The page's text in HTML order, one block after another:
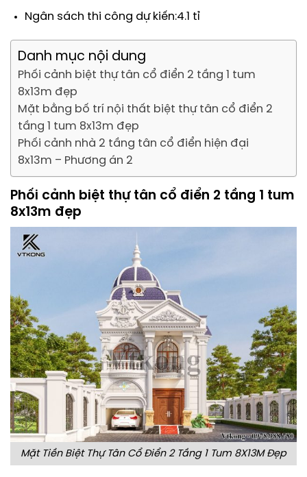
Ngân sách thi công dự kiến:4.1 tỉ
Danh mục nội dung
Phối cảnh biệt thự tân cổ điển 2 tầng 1 tum
8x13m đẹp
Mặt bằng bố trí nội thất biệt thự tân cổ điển 2
tầng 1 tum 8x13m đẹp
Phối cảnh nhà 2 tầng tân cổ điển hiện đại
8x13m – Phương án 2
Phối cảnh biệt thự tân cổ điển 2 tầng 1 tum
8x13m đẹp
Mặt Tiền Biệt Thự Tân Cổ Điển 2 Tầng 1 Tum 8X13M Đẹp